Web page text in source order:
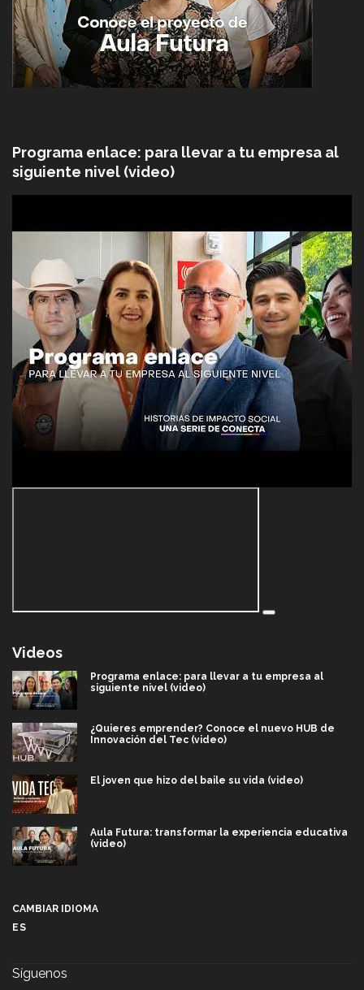
Programa enlace: para llevar a tu empresa al
siguiente nivel (video)
Videos
Programa enlace: para llevar a tu empresa al
siguiente nivel (video)
¿Quieres emprender? Conoce el nuevo HUB de
Innovación del Tec (video)
El joven que hizo del baile su vida (video)
Aula Futura: transformar la experiencia educativa
(video)
CAMBIAR IDIOMA
ES
Síguenos